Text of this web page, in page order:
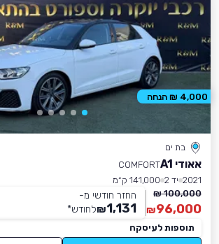
בת ים
אאודי A1
COMFORT
2021 יד 2
141,000 ק״מ
100,000 ₪
96,000
₪
החזר חודשי מ-
1,131
₪לחודש*
תוספות לעיסקה
4,000 ₪ הנחה